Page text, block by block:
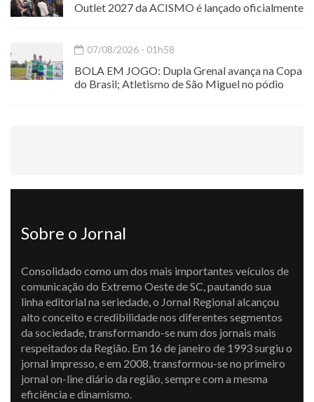
Outlet 2027 da ACISMO é lançado oficialmente
07/08/2026 - 01h58
BOLA EM JOGO: Dupla Grenal avança na Copa
do Brasil; Atletismo de São Miguel no pódio
Sobre o Jornal
Consolidado como um dos mais importantes veículos de
comunicação do Extremo Oeste de SC, pautando sua
linha editorial na seriedade, o Jornal Regional alcançou
alto conceito e credibilidade nos diferentes segmentos
da sociedade, transformando-se num dos jornais mais
respeitados da Região. Em 16 de janeiro de 1993 surgiu o
jornal impresso, e em 2008, transformou-se no primeiro
jornal on-line diário da região, sempre com a mesma
eficiência e dinamismo.